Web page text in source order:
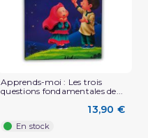
Apprends-moi : Les trois
questions fondamentales de...
13,90 €
En stock